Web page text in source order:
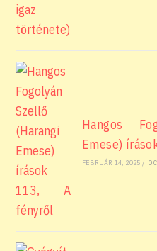
Hangos
Emese)
FEBRUÁR 14, 2025 / 0